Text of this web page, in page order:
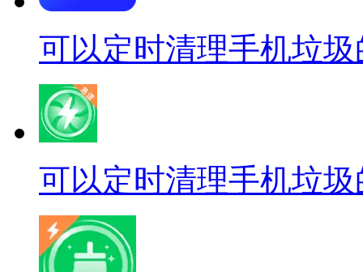
可以定时清理手机垃
可以定时清理手机垃